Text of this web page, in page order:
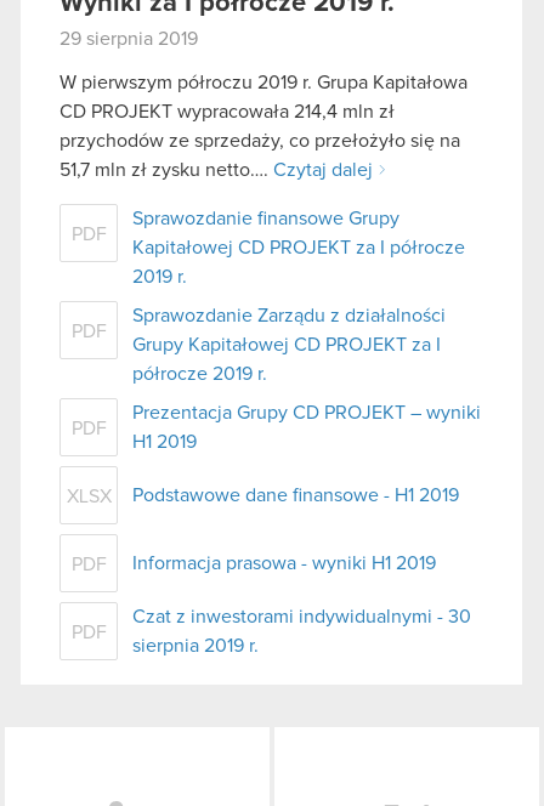
29 sierpnia 2019
W pierwszym półroczu 2019 r. Grupa Kapitałowa
CD PROJEKT wypracowała 214,4 mln zł
przychodów ze sprzedaży, co przełożyło się na
51,7 mln zł zysku netto…. Czytaj dalej
PDF
Sprawozdanie finansowe Grupy
Kapitałowej CD PROJEKT za I półrocze
2019 r.
PDF
Sprawozdanie Zarządu z działalności
Grupy Kapitałowej CD PROJEKT za I
półrocze 2019 r.
PDF
Prezentacja Grupy CD PROJEKT – wyniki
H1 2019
XLSX Podstawowe dane finansowe - H1 2019
PDF Informacja prasowa - wyniki H1 2019
PDF
Czat z inwestorami indywidualnymi - 30
sierpnia 2019 r.